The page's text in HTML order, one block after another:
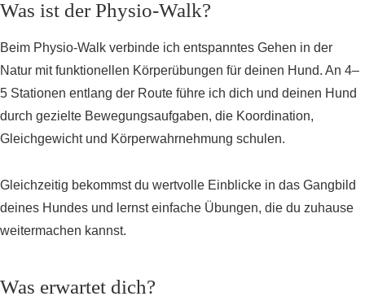
Was ist der Physio-Walk?
Beim Physio-Walk verbinde ich entspanntes Gehen in der
Natur mit funktionellen Körperübungen für deinen Hund. An 4–
5 Stationen entlang der Route führe ich dich und deinen Hund
durch gezielte Bewegungsaufgaben, die Koordination,
Gleichgewicht und Körperwahrnehmung schulen.
Gleichzeitig bekommst du wertvolle Einblicke in das Gangbild
deines Hundes und lernst einfache Übungen, die du zuhause
weitermachen kannst.
Was erwartet dich?